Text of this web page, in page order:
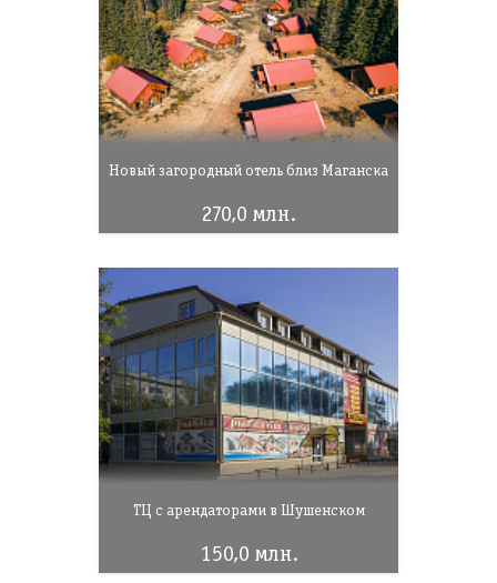
Новый загородный отель близ Маганска
270,0 млн.
ТЦ с арендаторами в Шушенском
150,0 млн.